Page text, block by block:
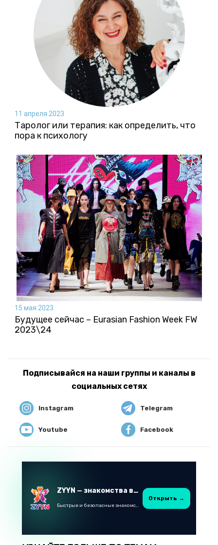
11 апреля 2023
Таролог или терапия: как определить, что
пора к психологу
15 мая 2023
Будущее сейчас – Eurasian Fashion Week FW
2023\24
Подписывайся на наши группы и каналы в
социальных сетях
Instagram Telegram
Youtube Facebook
ZYYN — знакомства в Казахстане
Быстрые и безопасные знакомства в Telegram
Открыть →